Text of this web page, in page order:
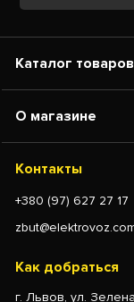
Каталог товаров
О магазине
Контакты
+380 (97) 627 27 17
Как добраться
г. Львов, ул.